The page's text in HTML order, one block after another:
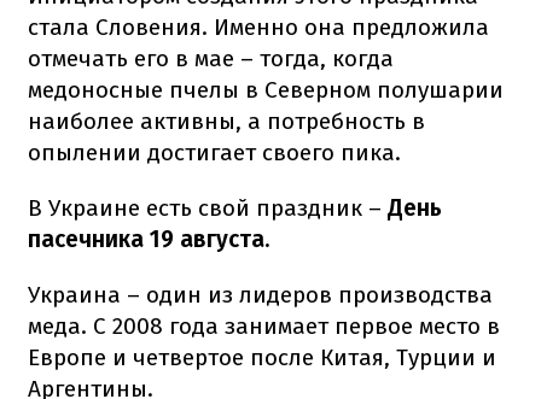
стала Словения. Именно она предложила
отмечать его в мае – тогда, когда
медоносные пчелы в Северном полушарии
наиболее активны, а потребность в
опылении достигает своего пика.
В Украине есть свой праздник – День
пасечника 19 августа.
Украина – один из лидеров производства
меда. С 2008 года занимает первое место в
Европе и четвертое после Китая, Турции и
Аргентины.